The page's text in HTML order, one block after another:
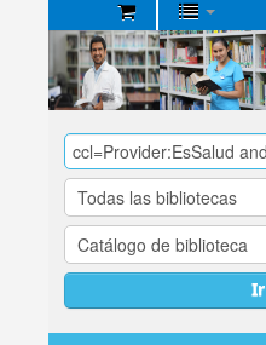
Biblioteca
Central
EsSalud
Ir